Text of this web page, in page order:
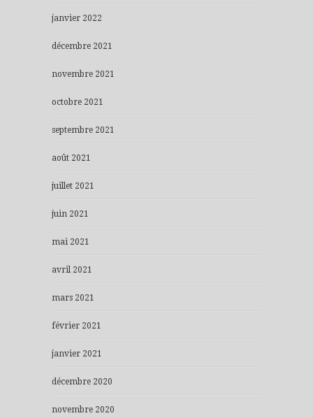
janvier 2022
décembre 2021
novembre 2021
octobre 2021
septembre 2021
août 2021
juillet 2021
juin 2021
mai 2021
avril 2021
mars 2021
février 2021
janvier 2021
décembre 2020
novembre 2020